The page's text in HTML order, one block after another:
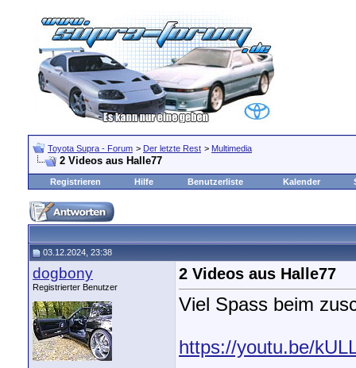
Toyota Supra - Forum > Der letzte Rest > Multimedia
2 Videos aus Halle77
Registrieren Hilfe Benutzerliste Kalender
03.12.2024, 23:38
dogbony
Registrierter Benutzer
2 Videos aus Halle77
Viel Spass beim
https://youtu.be/